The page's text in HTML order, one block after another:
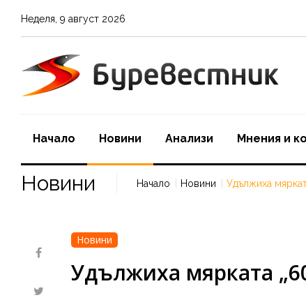
Неделя 9 август 2026
Начало Новини Aнализи Мнения и
Новини Начало Новини Удължиха
Новини
Удължиха мярката